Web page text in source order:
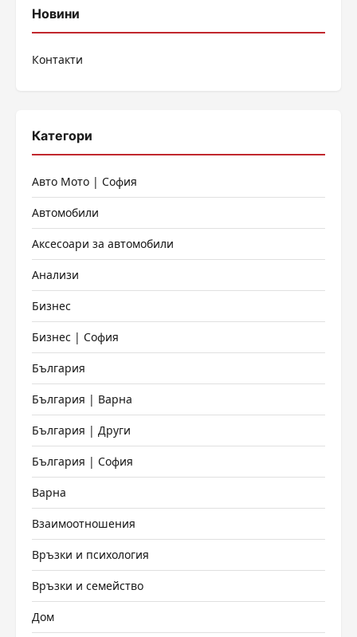
публикациите
Новини
Контакти
Категори
Авто Мото | София
Автомобили
Аксесоари за автомобили
Анализи
Бизнес
Бизнес | София
България
България | Варна
България | Други
България | София
Варна
Взаимоотношения
Връзки и психология
Връзки и семейство
Дом